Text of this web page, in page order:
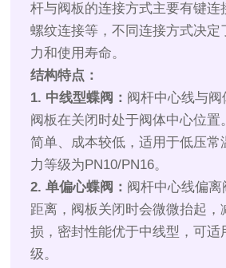
杆与阀板的连接方式主要有键连
螺纹连接等，不同连接方式决定
力和使用寿命。
结构特点：
1. 中线型蝶阀： 阀杆中心线与阀
阀板在关闭时处于阀体中心位置
简单、成本较低，适用于低压常
力等级为PN10/PN16。
2. 单偏心蝶阀： 阀杆中心线偏
距离，阀板关闭时会微微抬起，
损，密封性能优于中线型，可适
级。